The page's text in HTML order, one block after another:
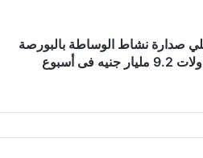
صدارة نشاط الوساطة بالبورصة
فى أسبوع